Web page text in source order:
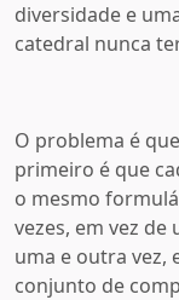
diversidade e
catedral nunca
O problema é
primeiro é que
o mesmo
vezes, em vez de
uma e outra vez,
conjunto de